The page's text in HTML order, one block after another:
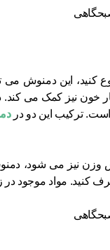
کنید، این دمنوش می‌
نیز کمک می ‌کند.
ترکیب این دو در
نیز می شود،
کنید. مواد موجود